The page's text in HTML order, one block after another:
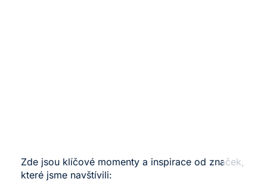
Zde jsou klíčové momenty a inspirace od značek,
které jsme navštívili: